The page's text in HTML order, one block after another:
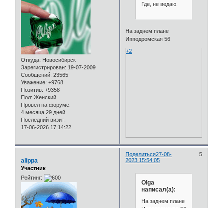
Откуда: Новосибирск
Зарегистрирован: 19-07-2009
Сообщений: 23565
Уважение: +9768
Позитив: +9358
Пол: Женский
Провел на форуме:
4 месяца 29 дней
Последний визит:
17-06-2026 17:14:22
Где, не ведаю.
На заднем плане
Ипподромская 56
+2
Поделиться 5
27-08-
2023 15:54:05
alippa
Участник
Рейтинг:
Olga
написал(а):
На заднем плане